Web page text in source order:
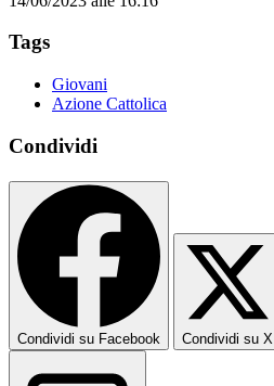
Tags
Giovani
Azione Cattolica
Condividi
Condividi su Facebook Condividi su X